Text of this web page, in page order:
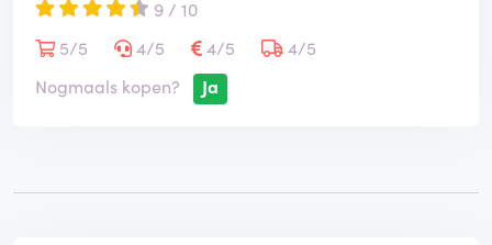
9 / 10
5/5
4/5 4/5
4/5
Nogmaals kopen?
Ja